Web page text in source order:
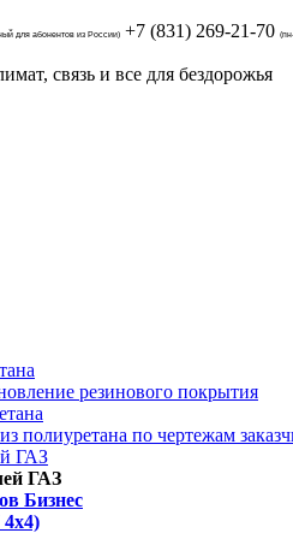
для абонентов из России) +7 (831) 269-21-70
связь и все для бездорожья
резинового покрытия
полиуретана по чертежам
ГАЗ
ГАЗ
Бизнес